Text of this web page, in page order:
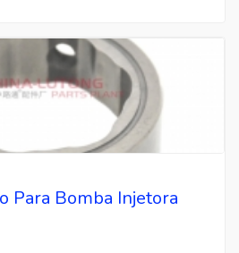
Para Bomba Injetora